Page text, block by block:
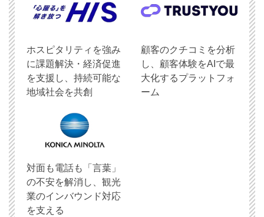
ホスピタリティを強み
に課題解決・経済促進
を支援し、持続可能な
地域社会を共創
顧客のクチコミを分析
し、顧客体験をAIで最
大化するプラットフォ
ーム
対面も電話も「言葉」
の不安を解消し、観光
業のインバウンド対応
を支える